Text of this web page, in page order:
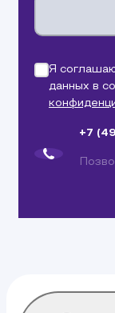
Я
данных в
+7